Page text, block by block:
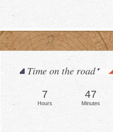
Time on the road
7
Hours
47
Minutes